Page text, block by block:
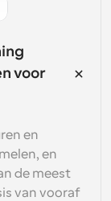
voor
en
en
de meest
van vooraf